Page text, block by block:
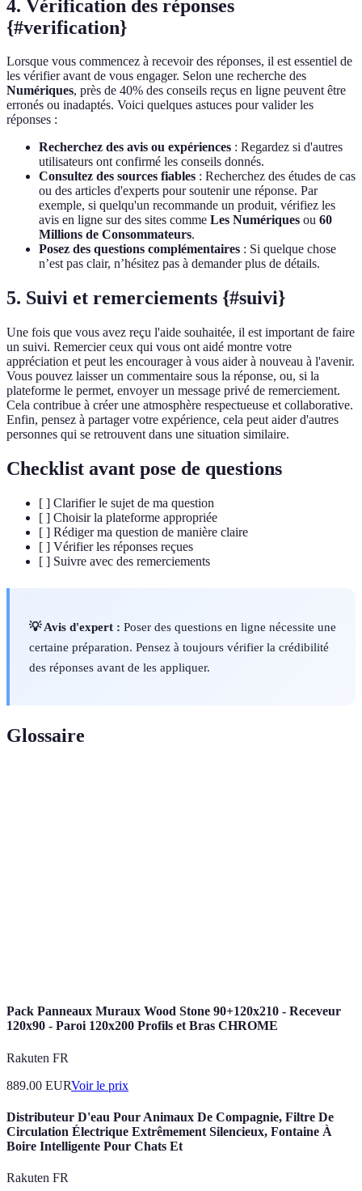
4. Vérification des réponses
{#verification}
Lorsque vous commencez à recevoir des réponses, il est essentiel de
les vérifier avant de vous engager. Selon une recherche des
Numériques, près de 40% des conseils reçus en ligne peuvent être
erronés ou inadaptés. Voici quelques astuces pour valider les
réponses :
Recherchez des avis ou expériences : Regardez si d'autres
utilisateurs ont confirmé les conseils donnés.
Consultez des sources fiables : Recherchez des études de cas
ou des articles d'experts pour soutenir une réponse. Par
exemple, si quelqu'un recommande un produit, vérifiez les
avis en ligne sur des sites comme Les Numériques ou 60
Millions de Consommateurs.
Posez des questions complémentaires : Si quelque chose
n’est pas clair, n’hésitez pas à demander plus de détails.
5. Suivi et remerciements {#suivi}
Une fois que vous avez reçu l'aide souhaitée, il est important de faire
un suivi. Remercier ceux qui vous ont aidé montre votre
appréciation et peut les encourager à vous aider à nouveau à l'avenir.
Vous pouvez laisser un commentaire sous la réponse, ou, si la
plateforme le permet, envoyer un message privé de remerciement.
Cela contribue à créer une atmosphère respectueuse et collaborative.
Enfin, pensez à partager votre expérience, cela peut aider d'autres
personnes qui se retrouvent dans une situation similaire.
Checklist avant pose de questions
[ ] Clarifier le sujet de ma question
[ ] Choisir la plateforme appropriée
[ ] Rédiger ma question de manière claire
[ ] Vérifier les réponses reçues
[ ] Suivre avec des remerciements
💡 Avis d'expert : Poser des questions en ligne nécessite une
certaine préparation. Pensez à toujours vérifier la crédibilité
des réponses avant de les appliquer.
Glossaire
Pack Panneaux Muraux Wood Stone 90+120x210 - Receveur
120x90 - Paroi 120x200 Profils et Bras CHROME
Rakuten FR
889.00 EURVoir le prix
Distributeur D'eau Pour Animaux De Compagnie, Filtre De
Circulation Électrique Extrêmement Silencieux, Fontaine À
Boire Intelligente Pour Chats Et
Rakuten FR